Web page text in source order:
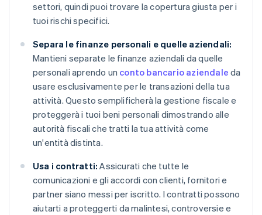
settori, quindi puoi trovare la copertura giusta per i
tuoi rischi specifici.
Separa le finanze personali e quelle aziendali:
Mantieni separate le finanze aziendali da quelle
personali aprendo un conto bancario aziendale da
usare esclusivamente per le transazioni della tua
attività. Questo semplificherà la gestione fiscale e
proteggerà i tuoi beni personali dimostrando alle
autorità fiscali che tratti la tua attività come
un'entità distinta.
Usa i contratti: Assicurati che tutte le
comunicazioni e gli accordi con clienti, fornitori e
partner siano messi per iscritto. I contratti possono
aiutarti a proteggerti da malintesi, controversie e